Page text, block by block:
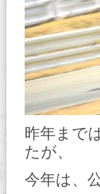
昨年まで
たが、
今年は、